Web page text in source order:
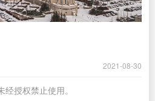
2021-08-30
授权禁止使用。